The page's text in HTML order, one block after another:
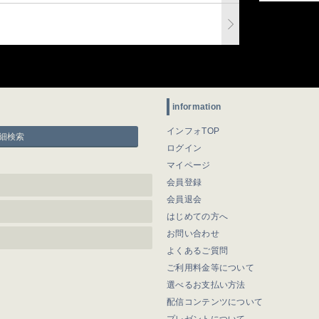
検索
information
インフォTOP
ログイン
マイページ
会員登録
会員退会
はじめての方へ
お問い合わせ
よくあるご質問
ご利用料金等について
選べるお支払い方法
配信コンテンツについて